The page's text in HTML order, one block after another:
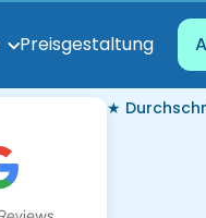
Preisgestaltung
★